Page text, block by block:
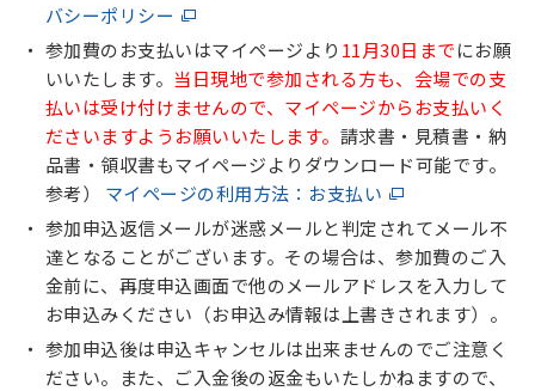
バシーポリシー
参加費のお支払いはマイページより 11月30日までにお願
いいたします。 当日現地で参加される方も、会場での支
払いは受け付けませんので、マイページからお支払いく
ださいますようお願いいたします。 請求書・見積書・納
品書・領収書もマイページよりダウンロード可能です。
参考） マイページの利用方法：お支払い
参加申込返信メールが迷惑メールと判定されてメール不
達となることがございます。その場合は、参加費のご入
金前に、再度申込画面で他のメールアドレスを入力して
お申込みください（お申込み情報は上書きされます）。
参加申込後は申込キャンセルは出来ませんのでご注意く
ださい。また、ご入金後の返金もいたしかねますので、